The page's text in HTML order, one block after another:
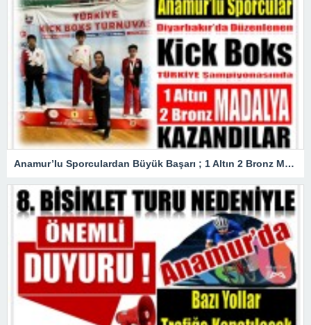
Anamur’lu Sporculardan Büyük Başarı ; 1 Altın 2 Bronz Madalya Kazandılar